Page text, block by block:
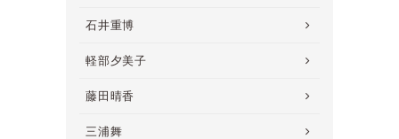
石井重博
軽部夕美子
藤田晴香
三浦舞